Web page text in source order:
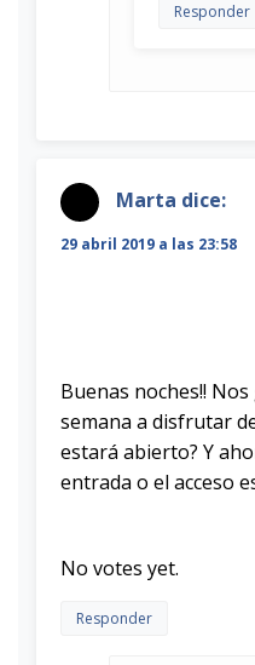
Responder
Marta dice:
29 abril 2019 a las 23:58
Buenas noches!!
semana a disfrutar
estará abierto? Y
entrada o el acceso
No votes yet.
Responder